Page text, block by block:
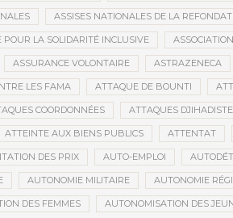
ASSISES NATIONALES DE LA
LA SOLIDARITÉ INCLUSIVE
ASSURANCE VOLONTAIRE ASTRAZENECA
LES FAMA ATTAQUE DE BOUNTI
COORDONNÉES ATTAQUES
ATTEINTE AUX BIENS PUBLICS ATTENTAT
DES PRIX AUTO-EMPLOI
AUTONOMIE MILITAIRE AUTONOMIE
DES FEMMES AUTONOMISATION DES